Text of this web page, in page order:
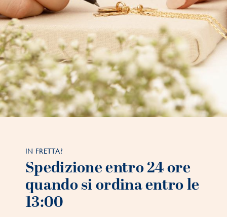
IN FRETTA?
Spedizione entro 24 ore
quando si ordina entro le
13:00